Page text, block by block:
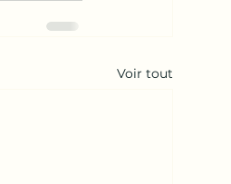
Voir tout